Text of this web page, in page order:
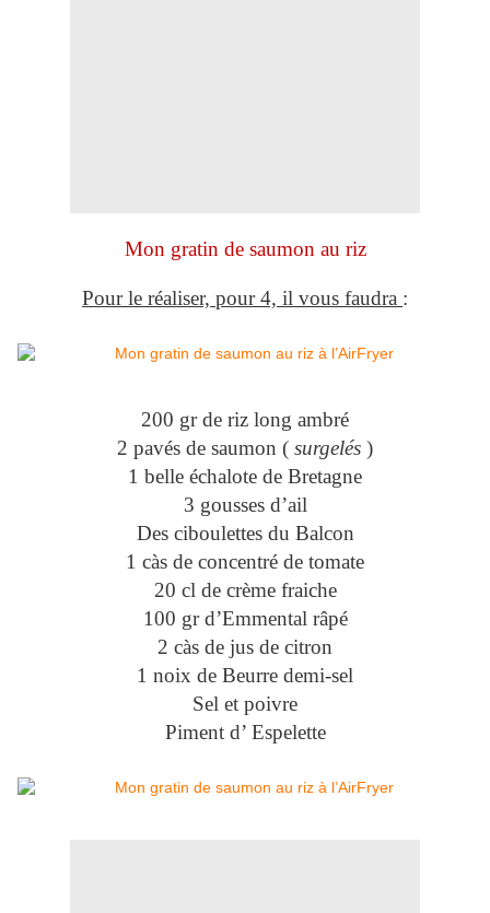
Mon gratin de saumon au riz
Pour le réaliser, pour 4, il vous faudra :
200 gr de riz long ambré
2 pavés de saumon ( surgelés )
1 belle échalote de Bretagne
3 gousses d’ail
Des ciboulettes du Balcon
1 càs de concentré de tomate
20 cl de crème fraiche
100 gr d’Emmental râpé
2 càs de jus de citron
1 noix de Beurre demi-sel
Sel et poivre
Piment d’ Espelette